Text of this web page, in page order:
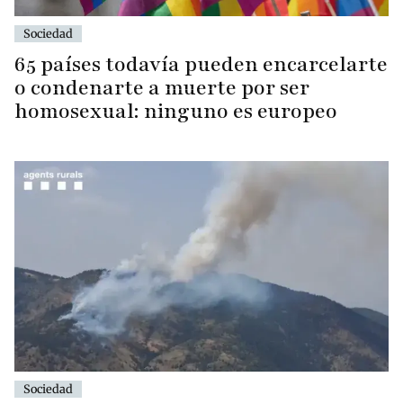
Sociedad
65 países todavía pueden encarcelarte
o condenarte a muerte por ser
homosexual: ninguno es europeo
Sociedad